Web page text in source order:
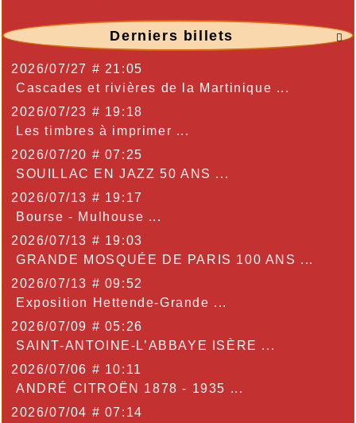

Derniers billets
2026/07/27 # 21:05
Cascades et rivières de la Martinique ...
2026/07/23 # 19:18
Les timbres à imprimer ...
2026/07/20 # 07:25
SOUILLAC EN JAZZ 50 ANS ...
2026/07/13 # 19:17
Bourse - Mulhouse ...
2026/07/13 # 19:03
GRANDE MOSQUÉE DE PARIS 100 ANS ...
2026/07/13 # 09:52
Exposition Hettende-Grande ...
2026/07/09 # 05:26
SAINT-ANTOINE-L’ABBAYE ISÈRE ...
2026/07/06 # 10:11
ANDRÉ CITROËN 1878 - 1935 ...
2026/07/04 # 07:14